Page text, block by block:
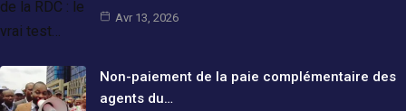
Avr 13, 2026
Non-paiement de la paie complémentaire des
agents du…